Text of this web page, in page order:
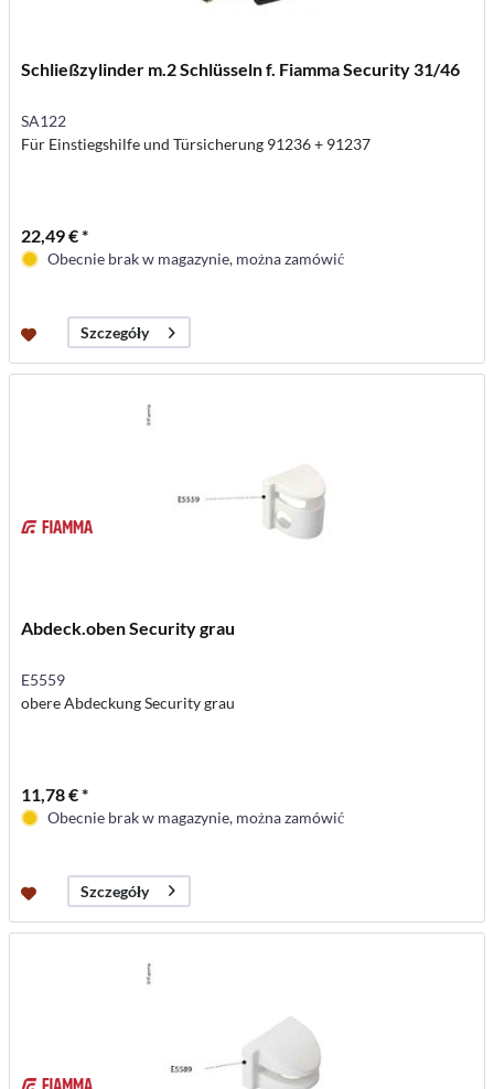
Schließzylinder m.2 Schlüsseln f. Fiamma Security 31/46
SA122
Für Einstiegshilfe und Türsicherung 91236 + 91237
22,49 € *
Obecnie brak w magazynie, można zamówić
Szczegóły
Abdeck.oben Security grau
E5559
obere Abdeckung Security grau
11,78 € *
Obecnie brak w magazynie, można zamówić
Szczegóły